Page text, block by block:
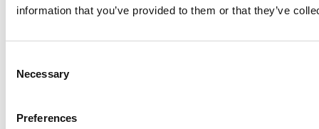
information that you’ve provided to them or that they’ve
Selection
Necessary
Preferences